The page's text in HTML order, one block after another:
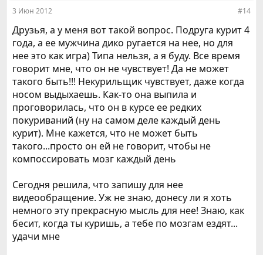
3 Июн 2012 #14
Друзья, а у меня вот такой вопрос. Подруга курит 4
года, а ее мужчина дико ругается на нее, но для
нее это как игра) Типа нельзя, а я буду. Все время
говорит мне, что он не чувствует! Да не может
такого быть!!! Некурильщик чувствует, даже когда
носом выдыхаешь. Как-то она выпила и
проговорилась, что он в курсе ее редких
покуриваний (ну на самом деле каждый день
курит). Мне кажется, что не может быть
такого...просто он ей не говорит, чтобы не
компоссировать мозг каждый день
Сегодня решила, что запишу для нее
видеообращение. Уж не знаю, донесу ли я хоть
немного эту прекрасную мысль для нее! Знаю, как
бесит, когда ты куришь, а тебе по мозгам ездят...
удачи мне